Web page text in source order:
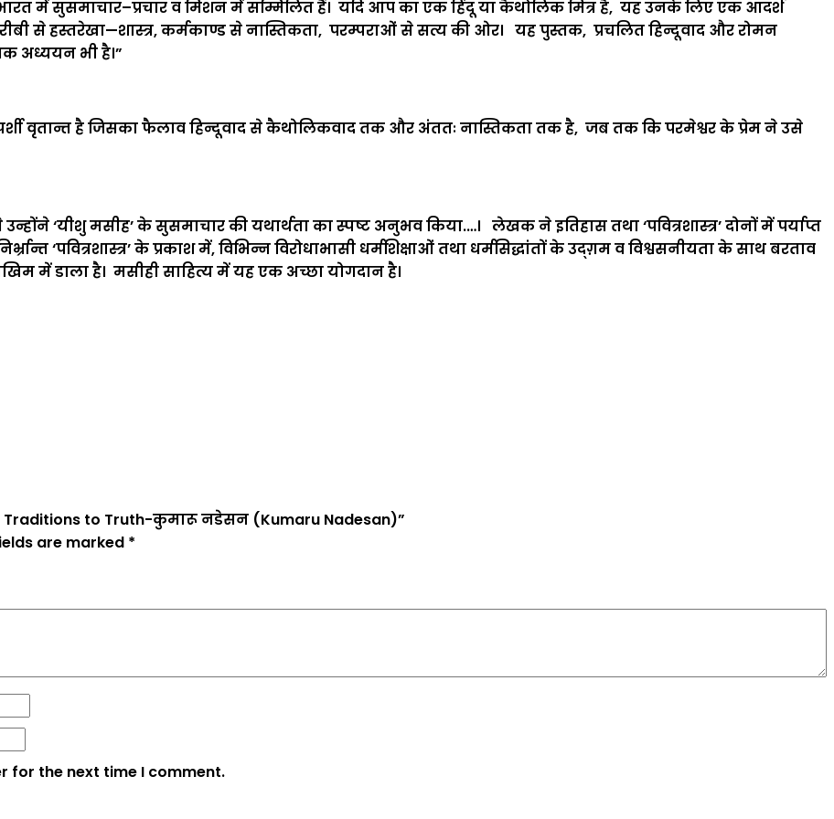
में सुसमाचार–प्रचार व मिशन में सम्मिलित हैं। यदि आप का एक हिंदू या कैथोलिक मित्र है, यह उनके लिए एक आदर्श
से हस्तरेखा—शास्त्र, कर्मकाण्ड से नास्तिकता, परम्पराओं से सत्य की ओर। यह पुस्तक, प्रचलित हिन्दूवाद और रोमन
अध्ययन भी है।”
वृतान्त है जिसका फैलाव हिन्दूवाद से कैथोलिकवाद तक और अंततः नास्तिकता तक है, जब तक कि परमेश्वर के प्रेम ने उसे
‘यीशु मसीह’ के सुसमाचार की यथार्थता का स्पष्ट अनुभव किया.…। लेखक ने इतिहास तथा ‘पवित्रशास्त्र’ दोनों में पर्याप्त
‘पवित्रशास्त्र’ के प्रकाश में, विभिन्न विरोधाभासी धर्मशिक्षाओं तथा धर्मसिद्धांतों के उद्ग़म व विश्वसनीयता के साथ बरताव
में डाला है। मसीही साहित्य में यह एक अच्छा योगदान है।
to Truth-कुमारू नडेसन (Kumaru Nadesan)”
are marked *
for the next time I comment.